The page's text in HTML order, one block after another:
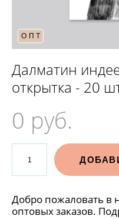
ОПТ
Далматин
открытка - 20
0 pуб.
Добро пожаловать в
оптовых заказов.